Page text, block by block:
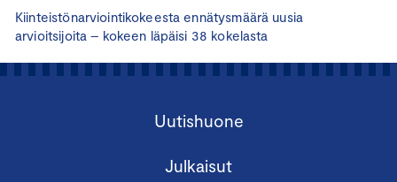
Kiinteistönarviointikokeesta ennätysmäärä uusia
arvioitsijoita – kokeen läpäisi 38 kokelasta
Uutishuone
Julkaisut